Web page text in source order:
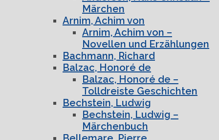
Märchen
Arnim, Achim von
Arnim, Achim von –
Novellen und Erzählungen
Bachmann, Richard
Balzac, Honoré de
Balzac, Honoré de –
Tolldreiste Geschichten
Bechstein, Ludwig
Bechstein, Ludwig –
Märchenbuch